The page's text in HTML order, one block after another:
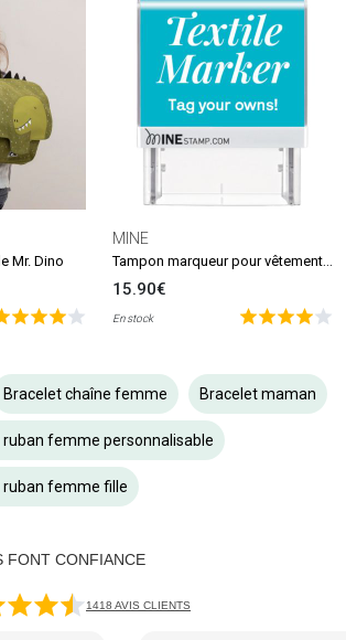
Mr. Dino
MINE
Tampon marqueur pour vêtements et livres MINE Stamp
15.90€
En stock
Bracelet chaîne femme Bracelet maman
femme personnalisable
ruban femme fille
FONT CONFIANCE
1418 AVIS CLIENTS